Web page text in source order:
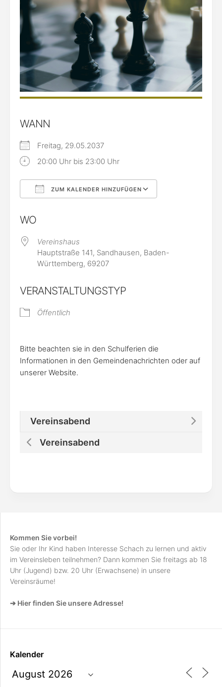
WANN
Freitag, 29.05.2037
20:00 Uhr bis 23:00 Uhr
ZUM KALENDER HINZUFÜGEN
WO
Vereinshaus
Hauptstraße 141, Sandhausen, Baden-
Württemberg, 69207
VERANSTALTUNGSTYP
Öffentlich
Bitte beachten sie in den Schulferien die
Informationen in den Gemeindenachrichten oder auf
unserer Website.
Vereinsabend
Vereinsabend
Kommen Sie vorbei!
Sie oder Ihr Kind haben Interesse Schach zu lernen und aktiv
im Vereinsleben teilnehmen? Dann kommen Sie freitags ab 18
Uhr (Jugend) bzw. 20 Uhr (Erwachsene) in unsere
Vereinsräume!
➔ Hier finden Sie unsere Adresse!
Kalender